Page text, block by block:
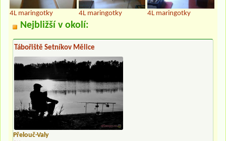
4L maringotky 4L maringotky 4L maringotky
Nejbližší v okolí:
Tábořiště Setníkov Mělice
Přelouč-Valy